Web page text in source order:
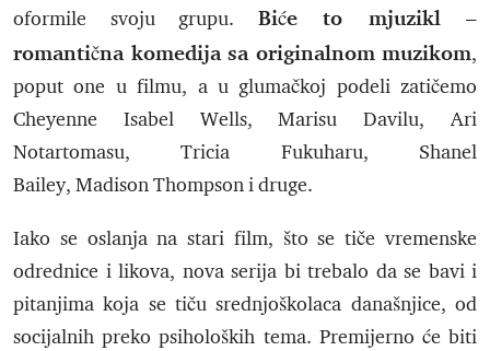
oformile svoju grupu. Biće to mjuzikl –
romantična komedija sa originalnom muzikom,
poput one u filmu, a u glumačkoj podeli zatičemo
Cheyenne Isabel Wells, Marisu Davilu, Ari
Notartomasu, Tricia Fukuharu, Shanel
Bailey, Madison Thompson i druge.
Iako se oslanja na stari film, što se tiče vremenske
odrednice i likova, nova serija bi trebalo da se bavi i
pitanjima koja se tiču srednjoškolaca današnjice, od
socijalnih preko psiholoških tema. Premijerno će biti